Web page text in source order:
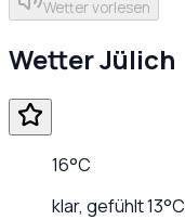
Wetter vorlesen
WetterJülich
16°C
klar, gefühlt13°C